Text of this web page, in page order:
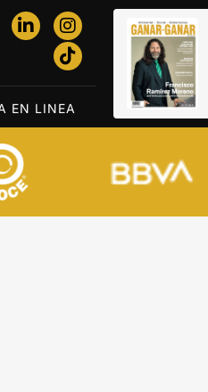
EN LINEA